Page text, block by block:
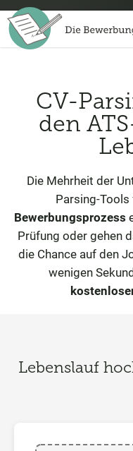
CV-
den
Die Mehrheit der
Parsing-Tools
Bewerbungsprozess
Prüfung oder gehen
die Chance auf den
wenigen
Lebenslauf